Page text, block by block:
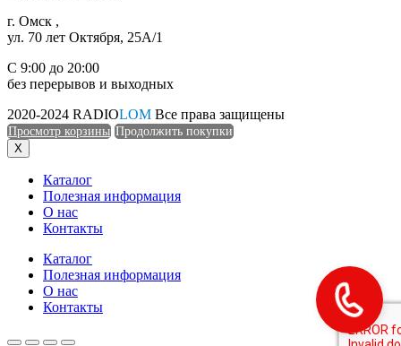
г. Омск ,
ул. 70 лет Октября, 25А/1
С 9:00 до 20:00
без перерывов и выходных
2020-2024 RADIOLOM Все права защищены
Просмотр корзины Продолжить покупки
X
Каталог
Полезная информация
О нас
Контакты
Каталог
Полезная информация
О нас
Контакты